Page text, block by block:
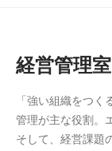
経営管理室
「強い組織をつ
管理が主な役割。
そして、経営課題